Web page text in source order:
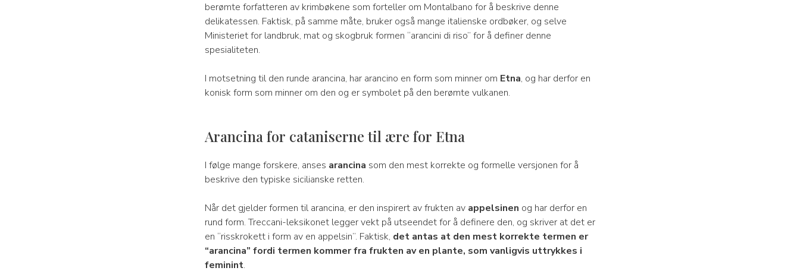
berømte forfatteren av krimbøkene som forteller om Montalbano for å beskrive denne
delikatessen. Faktisk, på samme måte, bruker også mange italienske ordbøker, og selve
Ministeriet for landbruk, mat og skogbruk formen “arancini di riso” for å definer denne
spesialiteten.
I motsetning til den runde arancina, har arancino en form som minner om Etna, og har derfor en
konisk form som minner om den og er symbolet på den berømte vulkanen.
Arancina for cataniserne til ære for Etna
I følge mange forskere, anses arancina som den mest korrekte og formelle versjonen for å
beskrive den typiske sicilianske retten.
Når det gjelder formen til arancina, er den inspirert av frukten av appelsinen og har derfor en
rund form. Treccani-leksikonet legger vekt på utseendet for å definere den, og skriver at det er
en “risskrokett i form av en appelsin”. Faktisk, det antas at den mest korrekte termen er
“arancina” fordi termen kommer fra frukten av en plante, som vanligvis uttrykkes i
feminint.